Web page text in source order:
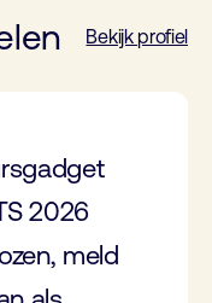
Bekijk profiel
2026
meld